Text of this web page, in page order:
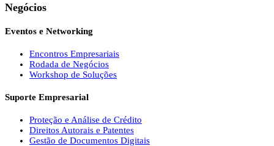
Negócios
Eventos e Networking
Encontros Empresariais
Rodada de Negócios
Workshop de Soluções
Suporte Empresarial
Proteção e Análise de Crédito
Direitos Autorais e Patentes
Gestão de Documentos Digitais